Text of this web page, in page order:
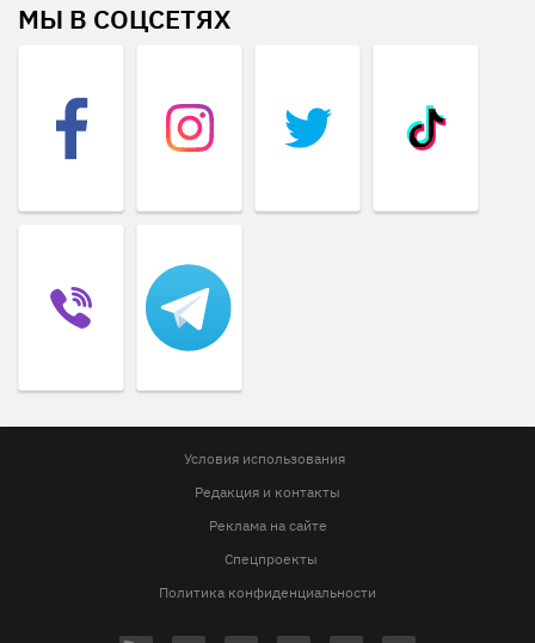
МЫ В СОЦСЕТЯХ
Условия использования
Редакция и контакты
Реклама на сайте
Спецпроекты
Политика конфиденциальности